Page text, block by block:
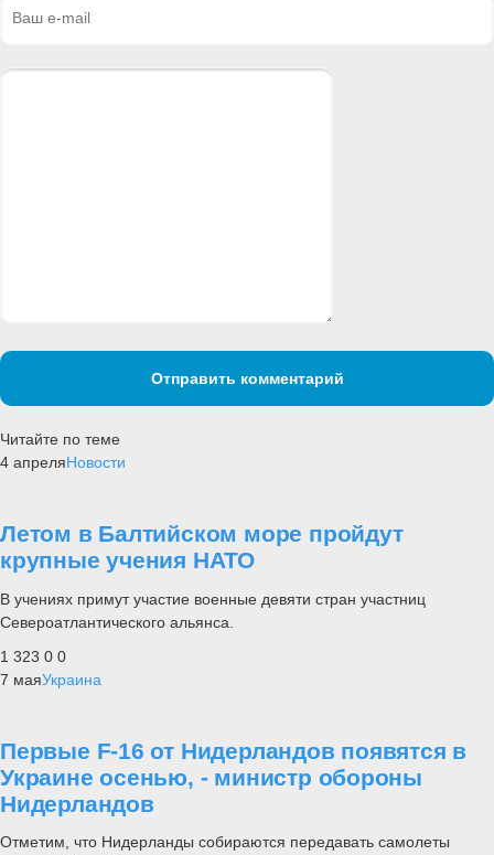
Отправить комментарий
Читайте по теме
4 апреляНовости
Летом в Балтийском море пройдут
крупные учения НАТО
В учениях примут участие военные девяти стран участниц
Североатлантического альянса.
1 323 0 0
7 маяУкраина
Первые F-16 от Нидерландов появятся в
Украине осенью, - министр обороны
Нидерландов
Отметим, что Нидерланды собираются передавать самолеты